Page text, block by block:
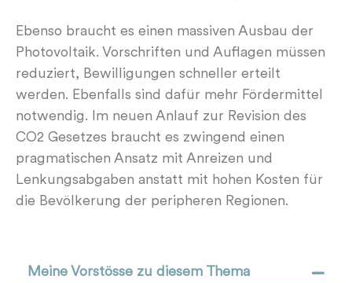
Ebenso braucht es einen massiven Ausbau der
Photovoltaik. Vorschriften und Auflagen müssen
reduziert, Bewilligungen schneller erteilt
werden. Ebenfalls sind dafür mehr Fördermittel
notwendig. Im neuen Anlauf zur Revision des
CO2 Gesetzes braucht es zwingend einen
pragmatischen Ansatz mit Anreizen und
Lenkungsabgaben anstatt mit hohen Kosten für
die Bevölkerung der peripheren Regionen.
Meine Vorstösse zu diesem Thema